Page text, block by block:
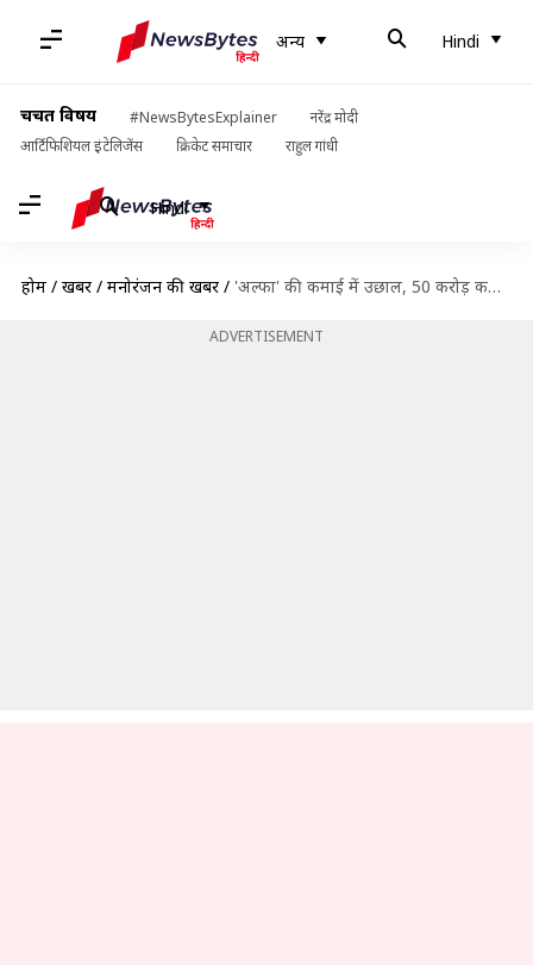
अन्य Hindi
चर्चित विषय #NewsBytesExplainer
नरेंद्र मोदी
आर्टिफिशियल इंटेलिजेंस
क्रिकेट समाचार राहुल गांधी
Hindi
होम / खबरें / मनोरंजन की खबरें / 'अल्फा' की कमाई में उछाल, 50 करोड़ कमाने से इतनी दूर आलिया-शरवरी की फिल्म
ADVERTISEMENT